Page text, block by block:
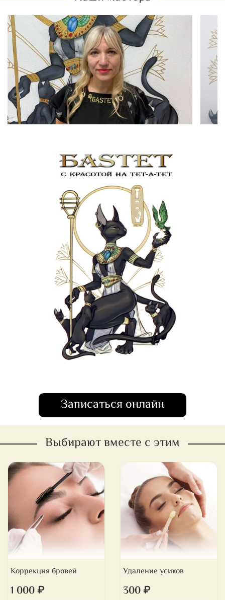
При ламинировании возможно обесцвечивание волосков,
рекомендуем дополнительно воспользоваться услугами
архитектуры и окрашивания бровей.
Записаться онлайн
Выбирают вместе с этим
Коррекция бровей
1 000 ₽
Удаление усиков
300 ₽